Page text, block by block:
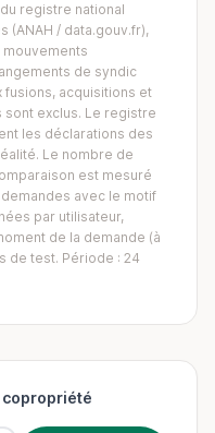
registre national
(ANAH / data.gouv.fr),
de syndic
fusions, acquisitions et
exclus. Le registre
les déclarations des
Le nombre de
est mesuré
avec le motif
par utilisateur,
de la demande (à
de test. Période : 24